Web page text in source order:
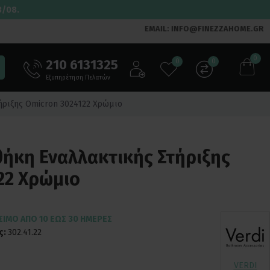
08.
EMAIL: INFO@FINEZZAHOME.GR
210 6131325
Εξυπηρέτηση Πελατών
0 0 0
Omicron 3024122 Χρώμιο
Εναλλακτικής Στήριξης
Χρώμιο
ΑΠΌ 10 ΈΩΣ 30 ΗΜΈΡΕΣ
302.41.22
VERDI